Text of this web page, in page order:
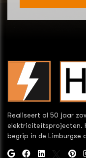
Realiseert al 50 jaar
elektriciteitsprojecten.
begrip in de Limburgse